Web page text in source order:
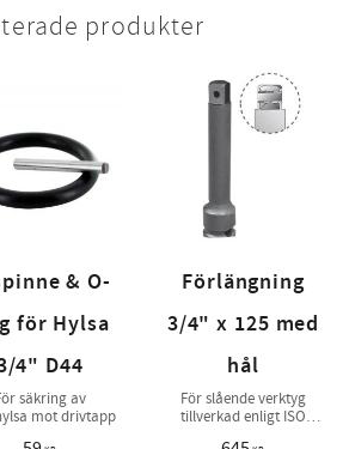
produkter
& O-
för Hylsa
4" D44
säkring av
mot drivtapp
Förlängning
3/4" x 125 med
hål
För slående verktyg
tillverkad enligt ISO